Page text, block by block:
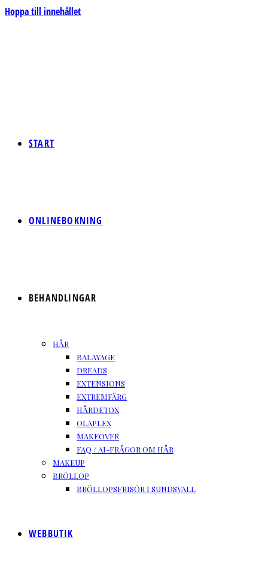
Hoppa till innehållet
START
ONLINEBOKNING
BEHANDLINGAR
HÅR
BALAYAGE
DREADS
EXTENSIONS
EXTREMFÄRG
HÅRDETOX
OLAPLEX
MAKEOVER
FAQ / AI-FRÅGOR OM HÅR
MAKEUP
BRÖLLOP
BRÖLLOPSFRISÖR I SUNDSVALL
WEBBUTIK